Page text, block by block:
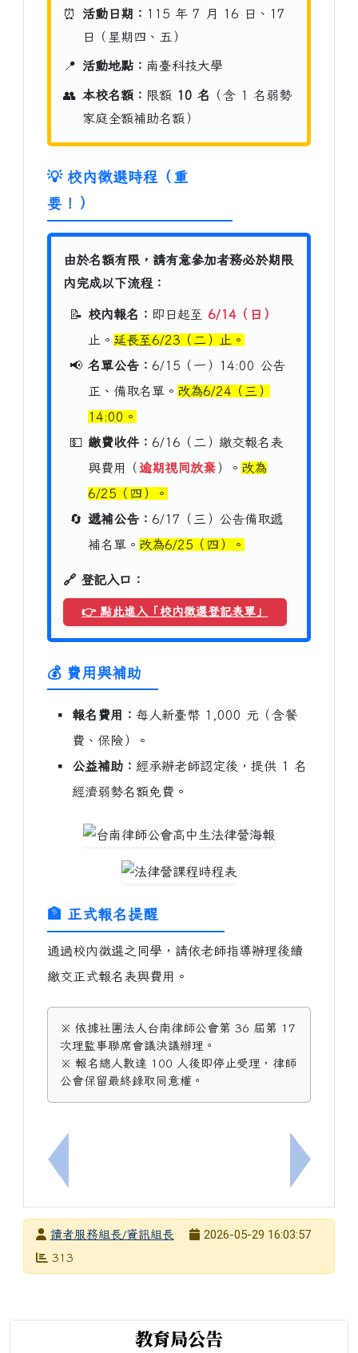
上一筆：教育部「115年高中海狸一日營(Bebras
⏰ 活動日期： 115 年 7 月 16 日、17
日（星期四、五）
📍 活動地點： 南臺科技大學
👥 本校名額： 限額 10 名 （含 1 名弱勢
家庭全額補助名額）
💡 校內徵選時程（重
要！）
由於名額有限，請有意參加者務必於期限
內完成以下流程：
📝 校內報名： 即日起至 6/14（日）
止。 延長至6/23（二）止。
📢 名單公告： 6/15（一）14:00 公告
正、備取名單。 改為6/24（三）
14:00。
💵 繳費收件： 6/16（二）繳交報名表
與費用（逾期視同放棄）。 改為
6/25（四）。
🔄 遞補公告： 6/17（三）公告備取遞
補名單。 改為6/25（四）。
🔗 登記入口：
👉 點此進入「校內徵選登記表單」
💰 費用與補助
▪ 報名費用：每人新臺幣 1,000 元（含餐
費、保險）。
▪
公益補助： 經承辦老師認定後，提供 1 名
經濟弱勢名額免費。
🏦 正式報名提醒
通過校內徵選之同學，請依老師指導辦理後續
繳交正式報名表與費用。
※ 依據社團法人台南律師公會第 36 屆第 17
次理監事聯席會議決議辦理。
※ 報名總人數達 100 人後即停止受理，律師
公會保留最終錄取同意權。
下一筆：
發布者讀者服務組長/資訊組長
發布日期
2026-05-29 16:03:57
瀏覽次數
313
教育局公告